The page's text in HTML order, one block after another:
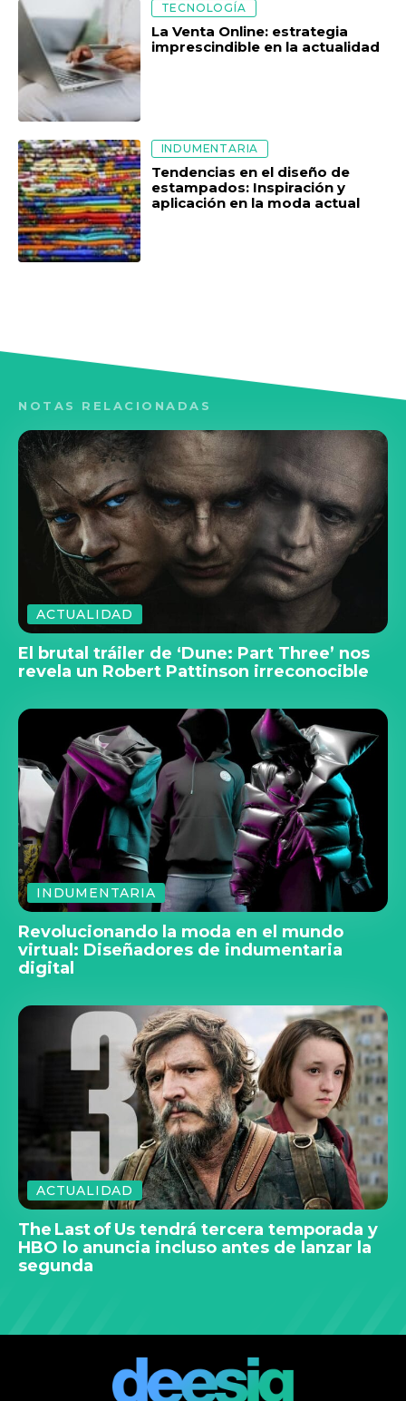
TECNOLOGÍA
La Venta Online: estrategia
imprescindible en la actualidad
INDUMENTARIA
Tendencias en el diseño de
estampados: Inspiración y
aplicación en la moda actual
NOTAS RELACIONADAS
ACTUALIDAD
El brutal tráiler de ‘Dune: Part Three’ nos
revela un Robert Pattinson irreconocible
INDUMENTARIA
Revolucionando la moda en el mundo
virtual: Diseñadores de indumentaria
digital
ACTUALIDAD
The Last of Us tendrá tercera temporada y
HBO lo anuncia incluso antes de lanzar la
segunda